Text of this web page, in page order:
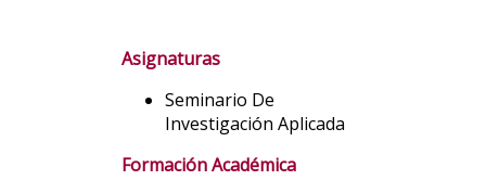
Asignaturas
Seminario De
Investigación Aplicada
Formación Académica